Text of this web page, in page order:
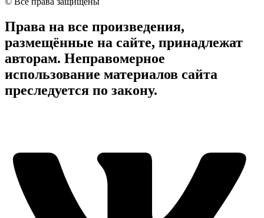
Права на все произведения,
размещённые на сайте, принадлежат
авторам. Неправомерное
использование материалов сайта
преследуется по закону.